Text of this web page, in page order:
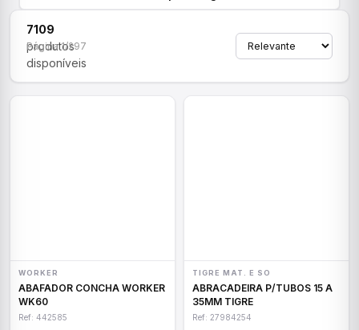
7109
produtos
disponíveis
Página 1/297
WORKER
ABAFADOR CONCHA WORKER
WK60
Ref: 442585
TIGRE MAT. E SO
ABRACADEIRA P/TUBOS 15 A
35MM TIGRE
Ref: 27984254